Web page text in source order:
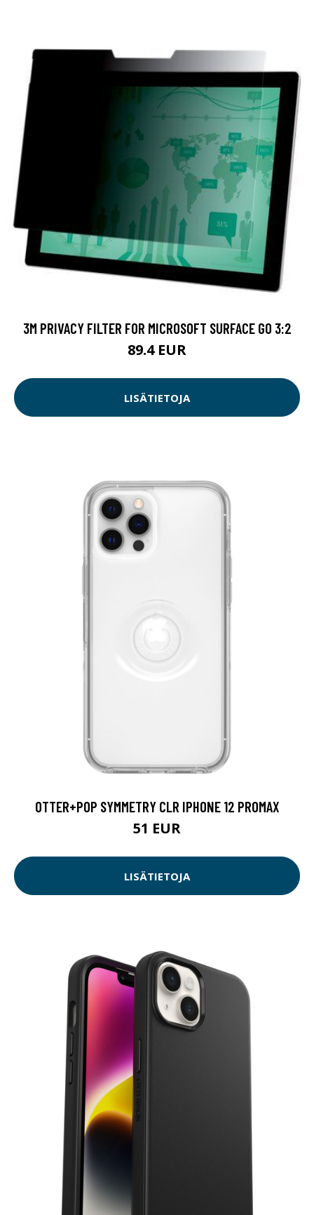
3M PRIVACY FILTER FOR MICROSOFT SURFACE GO 3:2
89.4 EUR
LISÄTIETOJA
OTTER+POP SYMMETRY CLR IPHONE 12 PROMAX
51 EUR
LISÄTIETOJA